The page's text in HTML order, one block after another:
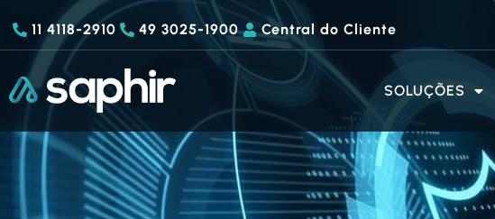
11 4118-2910 49 3025-1900 Central do Cliente
SOLUÇÕES